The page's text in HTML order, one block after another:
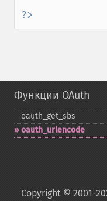
?>
Функции OAuth
oauth_​get_​sbs
oauth_​urlencode
Copyright © 2001-